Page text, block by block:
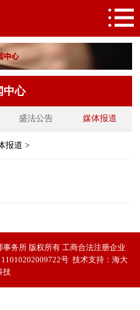
中心
盛法公告 媒体报道
报道 >
务所 版权所有 工商合法注册企业
号 技术支持： 海大
技